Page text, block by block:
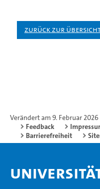
Zurück zur
Verändert am 9. Februar 2026
Feedback
Barrierefreiheit